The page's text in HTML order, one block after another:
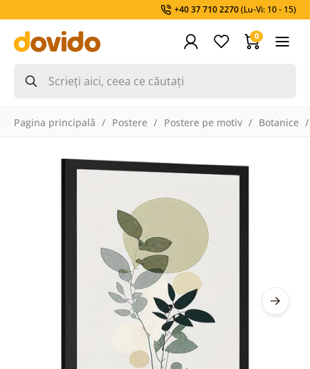
+40 37 710 2270(Lu-Vi: 10 - 15)
0
Pagina principală Postere Postere pe motiv Botanice